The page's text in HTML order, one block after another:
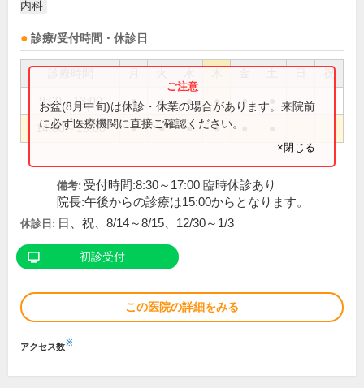
内科
診療/受付時間・休診日
祝
9:00～13:00 ● ● ● ● ●
14:00～18:00 ● ● ● ●
お盆(8月中旬)は休診・休業の場合があります。来院前
に必ず医療機関に直接ご確認ください。
×閉じる
備考: 受付時間:8:30～17:00 臨時休診あり
院長:午後からの診療は15:00からとなります。
休診日: 日、祝、8/14～8/15、12/30～1/3
初診受付
この医院の詳細をみる
アクセス数※